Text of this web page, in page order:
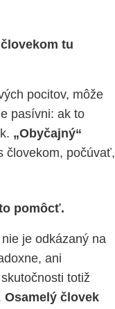
tu
pocitov, môže
pasívni: ak to
„Obyčajný“
človekom, počúvať,
pomôcť.
je odkázaný na
ani
totiž
Osamelý človek